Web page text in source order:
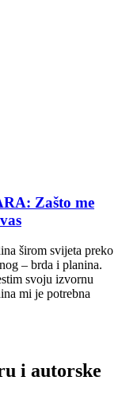
Zašto me
širom svijeta preko
– brda i planina.
svoju izvornu
mi je potrebna
i autorske